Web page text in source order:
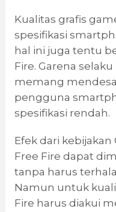
Kualitas grafis
spesifikasi
hal ini juga tentu
Fire. Garena
memang
pengguna
spesifikasi rendah.
Efek dari
Free Fire dapat
tanpa harus
Namun untuk
Fire harus diakui